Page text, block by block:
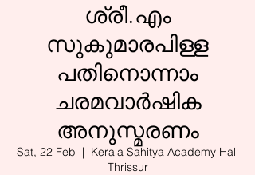
ശ്രീ.എം
സുകുമാരപിള്ള
പതിനൊന്നാം
ചരമവാർഷിക
അനുസ്മരണം
Sat, 22 Feb
  |
Kerala Sahitya Academy Hall
Thrissur